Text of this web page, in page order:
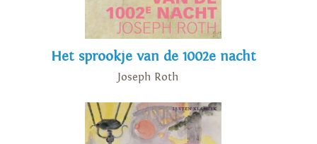
Het sprookje van de 1002e nacht
Joseph Roth